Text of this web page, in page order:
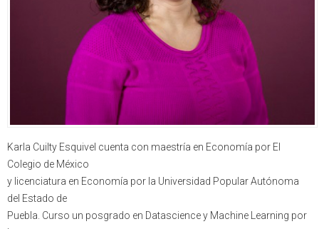
Karla Cuilty Esquivel cuenta con maestría en Economía por El
Colegio de México
y licenciatura en Economía por la Universidad Popular Autónoma
del Estado de
Puebla. Curso un posgrado en Datascience y Machine Learning por